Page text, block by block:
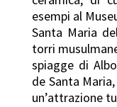
esempi al
Santa Maria
torri
spiagge di
de Santa
un’attrazione